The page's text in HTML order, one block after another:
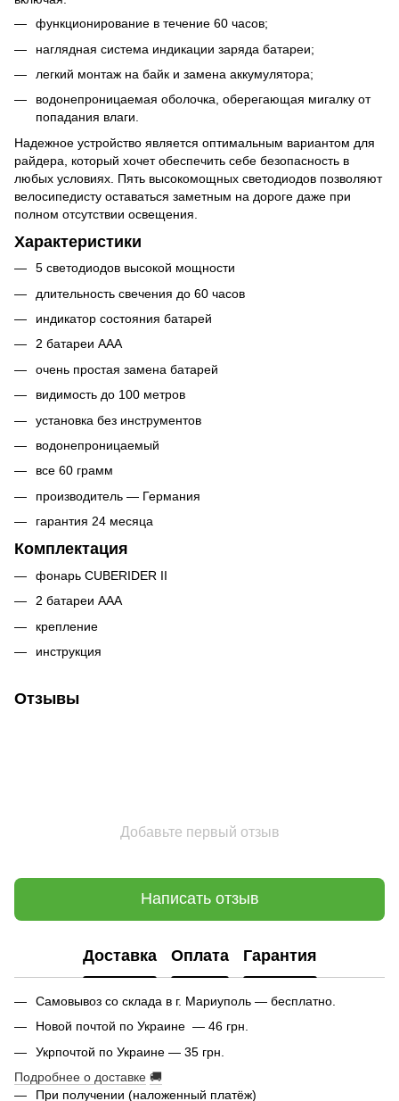
функционирование в течение 60 часов;
наглядная система индикации заряда батареи;
легкий монтаж на байк и замена аккумулятора;
водонепроницаемая оболочка, оберегающая мигалку от
попадания влаги.
Надежное устройство является оптимальным вариантом для
райдера, который хочет обеспечить себе безопасность в
любых условиях. Пять высокомощных светодиодов позволяют
велосипедисту оставаться заметным на дороге даже при
полном отсутствии освещения.
Характеристики
5 светодиодов высокой мощности
длительность свечения до 60 часов
индикатор состояния батарей
2 батареи ААА
очень простая замена батарей
видимость до 100 метров
установка без инструментов
водонепроницаемый
все 60 грамм
производитель — Германия
гарантия 24 месяца
Комплектация
фонарь CUBERIDER II
2 батареи ААА
крепление
инструкция
Отзывы
Добавьте первый отзыв
Написать отзыв
Доставка Оплата Гарантия
Самовывоз со склада в г. Мариуполь — бесплатно.
Новой почтой по Украине — 46 грн.
Укрпочтой по Украине — 35 грн.
Подробнее о доставке 🚚
При получении (наложенный платёж)